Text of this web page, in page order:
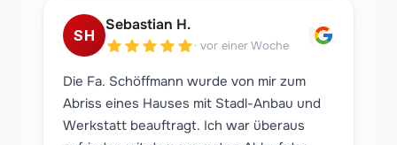
"
SH
Sebastian H.
· vor einer Woche
Die Fa. Schöffmann wurde von mir zum
Abriss eines Hauses mit Stadl-Anbau und
Werkstatt beauftragt. Ich war überaus